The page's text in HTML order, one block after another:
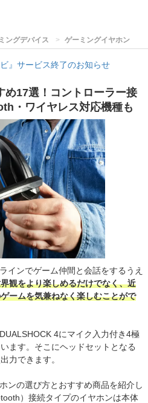
ングデバイス ゲーミングイヤホン
』サービス終了のお知らせ
め17選！コントローラー接
・ワイヤレス対応機種も
インでゲーム仲間と会話をするうえ
観をより楽しめるだけでなく、近
ームを気兼ねなく楽しむことがで
4にマイク入力付き4極
ます。そこにヘッドセットとなる
力できます。
ンの選び方とおすすめ商品を紹介し
）接続タイプのイヤホンは本体